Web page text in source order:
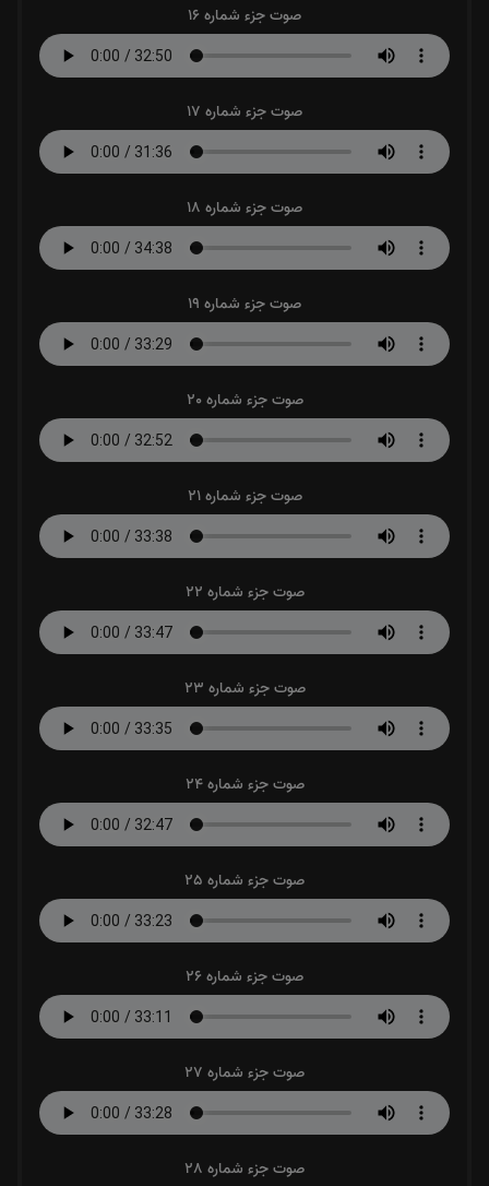
صوت جزء شماره 16
صوت جزء شماره 17
صوت جزء شماره 18
صوت جزء شماره 19
صوت جزء شماره 20
صوت جزء شماره 21
صوت جزء شماره 22
صوت جزء شماره 23
صوت جزء شماره 24
صوت جزء شماره 25
صوت جزء شماره 26
صوت جزء شماره 27
صوت جزء شماره 28